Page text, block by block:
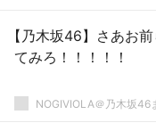
【乃木坂46】さあお
てみろ！！！！！
NOGIVIOLA＠乃木坂46